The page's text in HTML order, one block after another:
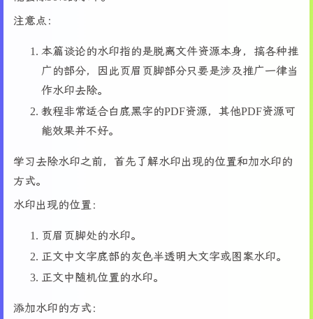
注意点：
本篇谈论的水印指的是脱离文件资源本身，搞各种推
广的部分，因此页眉页脚部分只要是涉及推广一律当
作水印去除。
教程非常适合白底黑字的PDF资源，其他PDF资源可
能效果并不好。
学习去除水印之前，首先了解水印出现的位置和加水印的
方式。
水印出现的位置：
页眉页脚处的水印。
正文中文字底部的灰色半透明大文字或图案水印。
正文中随机位置的水印。
添加水印的方式：